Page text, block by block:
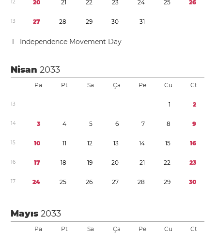
12 20 21 22 23 24 25 26
13 27 28 29 30 31
1 Independence Movement Day
Nisan2033
Pa Pt Sa Ça Pe Cu Ct
13 1 2
14 3 4 5 6 7 8 9
15 10 11 12 13 14 15 16
16 17 18 19 20 21 22 23
17 24 25 26 27 28 29 30
Mayıs2033
Pa Pt Sa Ça Pe Cu Ct